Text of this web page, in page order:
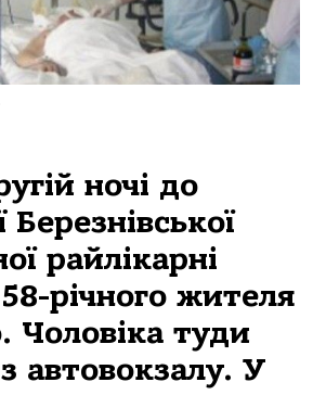
ночі до
Березнівської
райлікарні
58-річного жителя
Чоловіка туди
автовокзалу. У